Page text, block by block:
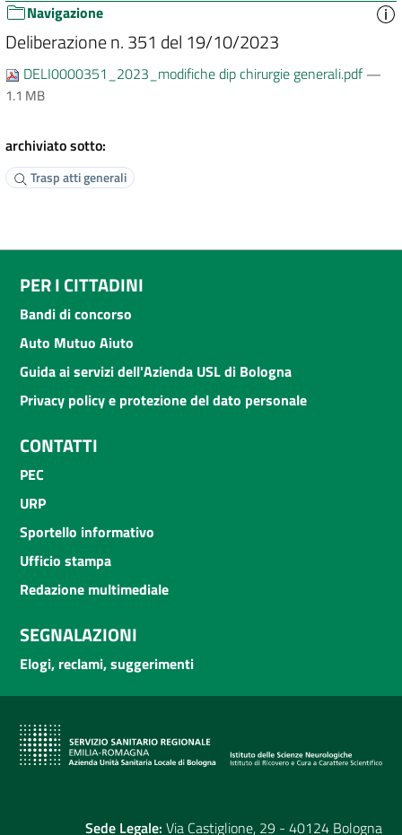
Navigazione
Deliberazione n. 351 del 19/10/2023
DELI0000351_2023_modifiche dip chirurgie generali.pdf—
1.1 MB
archiviato sotto:
Trasp atti generali
PER I CITTADINI
Bandi di concorso
Auto Mutuo Aiuto
Guida ai servizi dell'Azienda USL di Bologna
Privacy policy e protezione del dato personale
CONTATTI
PEC
URP
Sportello informativo
Ufficio stampa
Redazione multimediale
SEGNALAZIONI
Elogi, reclami, suggerimenti
Sede Legale: Via Castiglione, 29 - 40124 Bologna